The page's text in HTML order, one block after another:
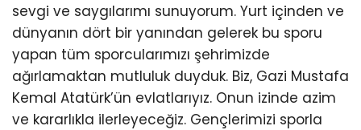
sevgi ve saygılarımı sunuyorum. Yurt içinden ve
dünyanın dört bir yanından gelerek bu sporu
yapan tüm sporcularımızı şehrimizde
ağırlamaktan mutluluk duyduk. Biz, Gazi Mustafa
Kemal Atatürk’ün evlatlarıyız. Onun izinde azim
ve kararlıkla ilerleyeceğiz. Gençlerimizi sporla